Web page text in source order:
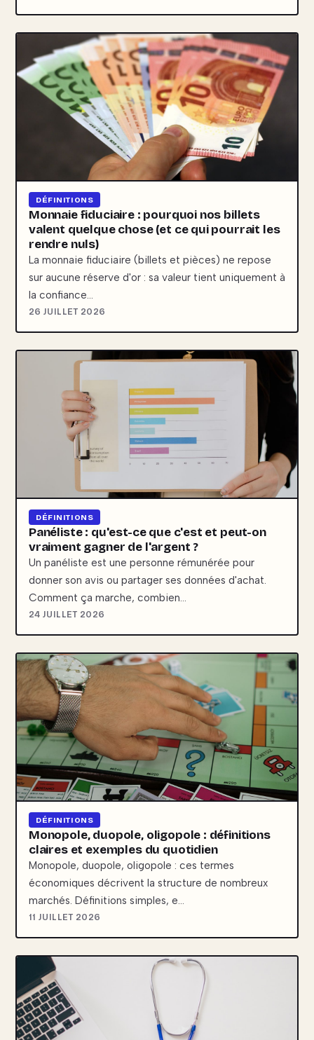
DÉFINITIONS
Monnaie fiduciaire : pourquoi nos billets
valent quelque chose (et ce qui pourrait les
rendre nuls)
La monnaie fiduciaire (billets et pièces) ne repose
sur aucune réserve d'or : sa valeur tient uniquement à
la confiance…
26 JUILLET 2026
DÉFINITIONS
Panéliste : qu'est-ce que c'est et peut-on
vraiment gagner de l'argent ?
Un panéliste est une personne rémunérée pour
donner son avis ou partager ses données d'achat.
Comment ça marche, combien…
24 JUILLET 2026
DÉFINITIONS
Monopole, duopole, oligopole : définitions
claires et exemples du quotidien
Monopole, duopole, oligopole : ces termes
économiques décrivent la structure de nombreux
marchés. Définitions simples, e…
11 JUILLET 2026